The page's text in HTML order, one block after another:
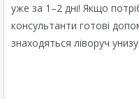
уже за 1–2 дні! Якщо
консультанти готові
знаходяться ліворуч унизу.